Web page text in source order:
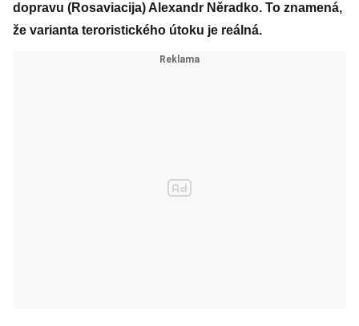
dopravu (Rosaviacija) Alexandr Něradko. To znamená,
že varianta teroristického útoku je reálná.